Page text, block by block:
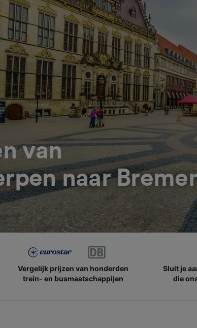
van
naar
Vergelijk prijzen van honderden
trein- en busmaatschappijen
Sluit je
die